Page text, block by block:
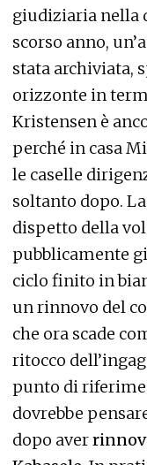
giudiziaria nella
scorso anno,
stata archiviata,
orizzonte in
Kristensen è
perché in casa
le caselle
soltanto dopo.
dispetto della
pubblicamente
ciclo finito in
un rinnovo del
che ora scade
ritocco
punto di
dovrebbe
dopo aver